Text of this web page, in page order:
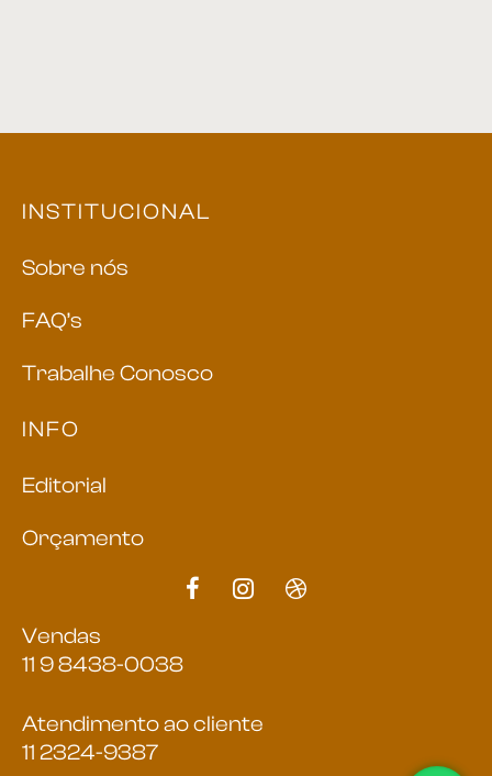
INSTITUCIONAL
Sobre nós
FAQ’s
Trabalhe Conosco
INFO
Editorial
Orçamento
Vendas
11 9 8438-0038
Atendimento ao cliente
11 2324-9387